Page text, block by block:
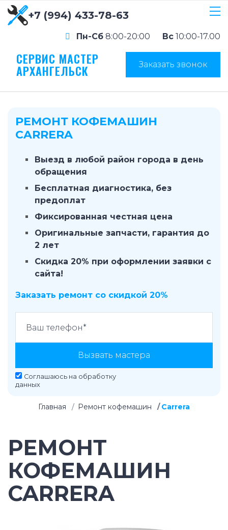
+7 (994) 433-78-63
Пн-Сб 8:00-20:00 Вс 10:00-17.00
СЕРВИС МАСТЕР
АРХАНГЕЛЬСК Заказать звонок
РЕМОНТ КОФЕМАШИН
CARRERA
Выезд в любой район города в день
обращения
Бесплатная диагностика, без
предоплат
Фиксированная честная цена
Оригинальные запчасти, гарантия до
2 лет
Скидка 20% при оформлении заявки с
сайта!
Заказать ремонт со скидкой 20%
Вызвать мастера
Соглашаюсь на обработку
данных
Главная Ремонт кофемашин Carrera
РЕМОНТ
КОФЕМАШИН
CARRERA